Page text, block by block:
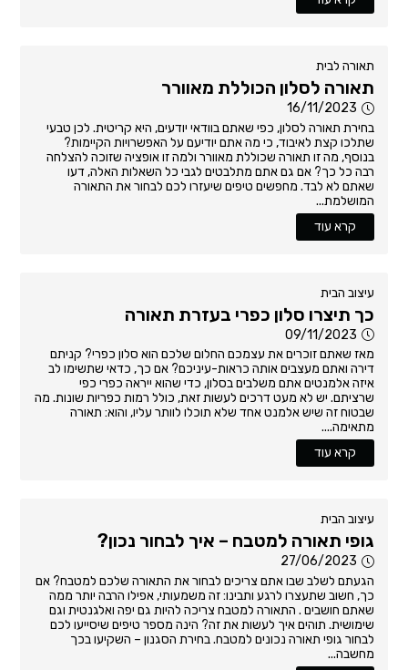
תאורה לבית
תאורה לסלון הכוללת מאוורר
16/11/2023
בחירת תאורה לסלון, כפי שאתם בוודאי יודעים, היא קריטית. לכן טבעי
שתלכו קצת לאיבוד, כי מה אתם יודיעם על האפשרויות הקיימות?
בנוסף, מה זו תאורה שכוללת מאוורר ולמה זו אופציה שזוכה להצלחה
רבה כל כך? אם גם אתם מתלבטים לגבי כל השאלות האלה, דעו
שאתם לא לבד. מחפשים טיפים שיעזרו לכם לבחור את התאורה
המושלמת...
קרא עוד
עיצוב הבית
כך תיצרו סלון כפרי בעזרת תאורה
09/11/2023
מאז שאתם זוכרים את עצמכם החלום שלכם הוא סלון כפרי? קניתם
דירה ואתם מעצבים אותה כראות-עיניכם? אם כך, כדאי שתשימו לב
איזה אלמנטים אתם משלבים בסלון, כדי שהוא ייראה כפרי כפי
שרציתם. יש לא מעט דרכים לעשות זאת, כולל רמות כפריות שונות. מה
שבטוח זה שיש אלמנט אחד שלא תוכלו לוותר עליו, והוא: תאורה
מתאימה....
קרא עוד
עיצוב הבית
גופי תאורה למטבח – איך לבחור נכון?
27/06/2023
הגעתם לשלב שבו אתם צריכים לבחור את התאורה שלכם למטבח? אם
כך, חשוב שתעצרו לרגע ותבינו: זה משמעותי, אפילו הרבה יותר ממה
שאתם חושבים . התאורה למטבח צריכה להיות גם יפה ואלגנטית וגם
שימושית. תוהים איך לעשות את זה? הינה מספר טיפים שיסייעו לכם
לבחור גופי תאורה נכונים למטבח. בחירת הסגנון – השקיעו בכך
מחשבה...